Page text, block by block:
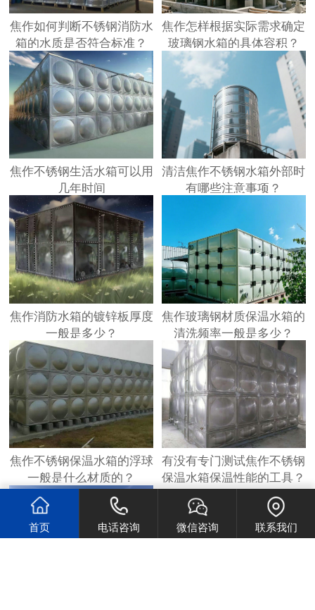
焦作如何判断不锈钢消防水
箱的水质是否符合标准？
焦作怎样根据实际需求确定
玻璃钢水箱的具体容积？
焦作不锈钢生活水箱可以用
几年时间
清洁焦作不锈钢水箱外部时
有哪些注意事项？
焦作消防水箱的镀锌板厚度
一般是多少？
焦作玻璃钢材质保温水箱的
清洗频率一般是多少？
焦作不锈钢保温水箱的浮球
一般是什么材质的？
有没有专门测试焦作不锈钢
保温水箱保温性能的工具？
首页 电话咨询 微信咨询 联系我们